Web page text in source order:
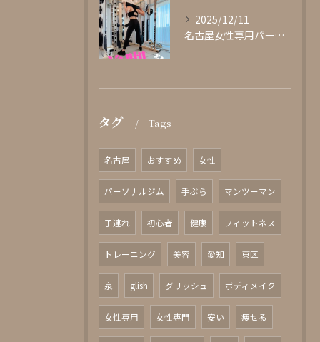
2025/12/11
名古屋女性専用パーソナルジムglishグリッシュ
タグ Tags
名古屋 おすすめ 女性
パーソナルジム 手ぶら マンツーマン
子連れ 初心者 健康 フィットネス
トレーニング 美容 愛知 東区
泉 glish グリッシュ ボディメイク
女性専用 女性専門 安い 痩せる